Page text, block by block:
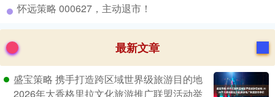
​怀远策略 000627，主动退市！
最新文章
盛宝策略 携手打造跨区域世界级旅游目的地
2026年大香格里拉文化旅游推广联盟活动举